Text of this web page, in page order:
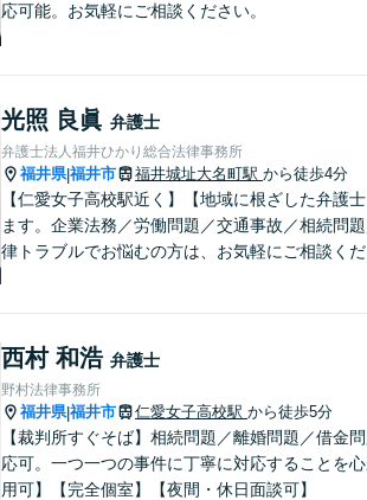
応可能。お気軽にご相談ください。
光照 良眞 弁護士
弁護士法人福井ひかり総合法律事務所
福井県|福井市 福井城址大名町駅 から徒歩4分
【仁愛女子高校駅近く】【地域に根ざした弁護
ます。企業法務／労働問題／交通事故／相続問
律トラブルでお悩むの方は、お気軽にご相談くだ
西村 和浩 弁護士
野村法律事務所
福井県|福井市 仁愛女子高校駅 から徒歩5分
【裁判所すぐそば】相続問題／離婚問題／借金
応可。一つ一つの事件に丁寧に対応することを
用可】【完全個室】【夜間・休日面談可】